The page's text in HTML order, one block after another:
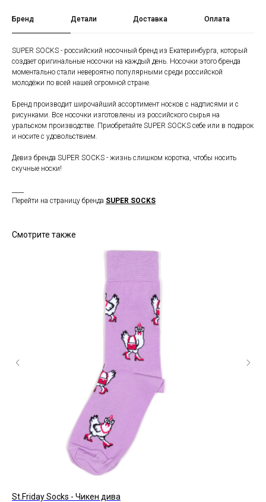
Бренд Детали Доставка Оплата
SUPER SOCKS - российский носочный бренд из Екатеринбурга, который
создает оригинальные носочки на каждый день. Носочки этого бренда
моментально стали невероятно популярными среди российской
молодёжи по всей нашей огромной стране.
Бренд производит широчайший ассортимент носков с надписями и с
рисунками. Все носочки изготовлены из российского сырья на
уральском производстве. Приобретайте SUPER SOCKS себе или в подарок
и носите с удовольствием.
Девиз бренда SUPER SOCKS - жизнь слишком коротка, чтобы носить
скучные носки!
Перейти на страницу бренда SUPER SOCKS
Смотрите также
St.Friday Socks - Чикен дива